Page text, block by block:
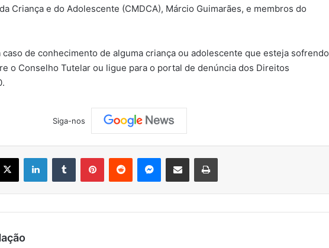
Criança e do Adolescente (CMDCA), Márcio Guimarães, e membros do
de conhecimento de alguma criança ou adolescente que esteja sofrendo
o Conselho Tutelar ou ligue para o portal de denúncia dos Direitos
Siga-nos